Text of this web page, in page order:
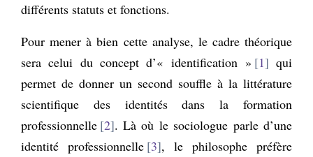
différents statuts et fonctions.
Pour mener à bien cette analyse, le cadre théorique
sera celui du concept d’« identification » 1
qui
permet de donner un second souffle à la littérature
scientifique des identités dans la formation
professionnelle 2 . Là où le sociologue parle d’une
identité professionnelle 3 , le philosophe préfère